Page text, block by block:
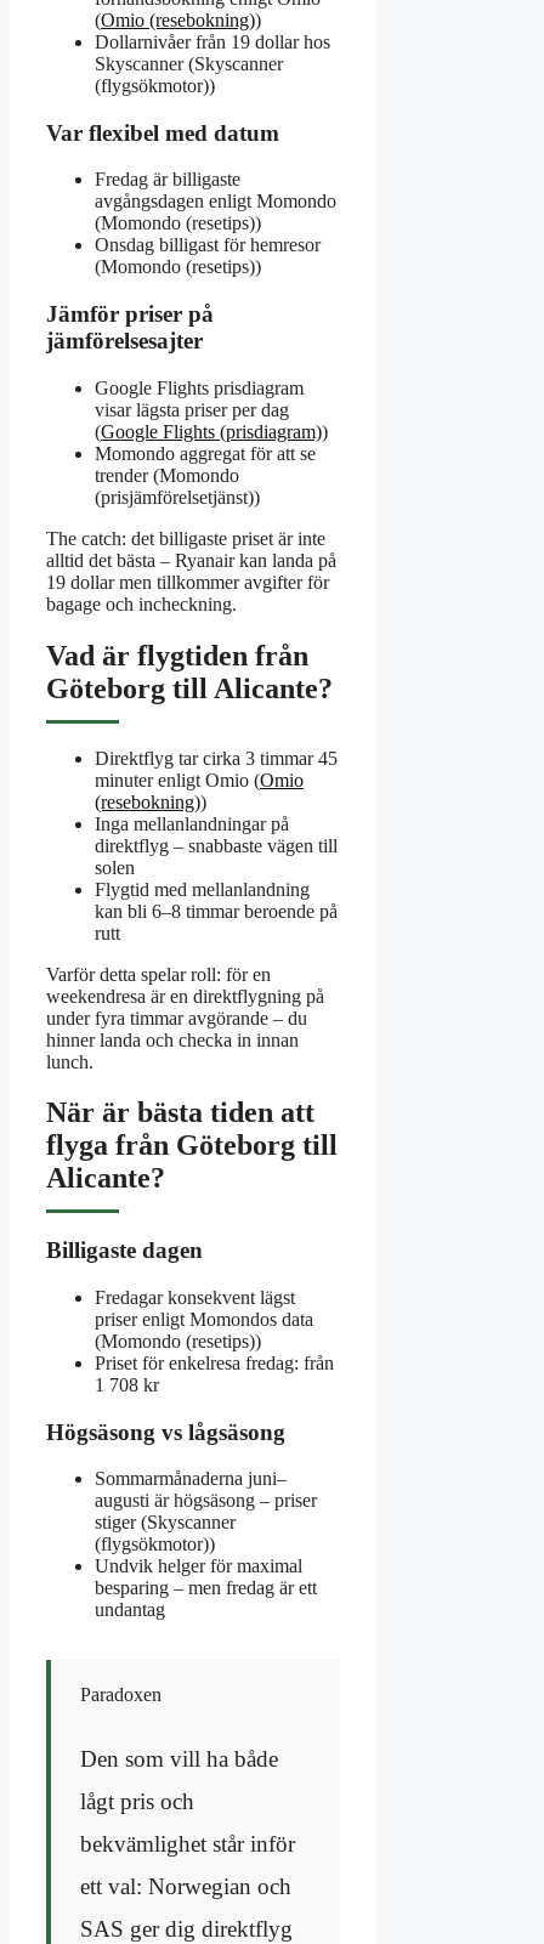
(Omio (resebokning))
Dollarnivåer från 19 dollar hos
Skyscanner (Skyscanner
(flygsökmotor))
Var flexibel med datum
Fredag är billigaste
avgångsdagen enligt Momondo
(Momondo (resetips))
Onsdag billigast för hemresor
(Momondo (resetips))
Jämför priser på
jämförelsesajter
Google Flights prisdiagram
visar lägsta priser per dag
(Google Flights (prisdiagram))
Momondo aggregat för att se
trender (Momondo
(prisjämförelsetjänst))
The catch: det billigaste priset är inte
alltid det bästa – Ryanair kan landa på
19 dollar men tillkommer avgifter för
bagage och incheckning.
Vad är flygtiden från
Göteborg till Alicante?
Direktflyg tar cirka 3 timmar 45
minuter enligt Omio (Omio
(resebokning))
Inga mellanlandningar på
direktflyg – snabbaste vägen till
solen
Flygtid med mellanlandning
kan bli 6–8 timmar beroende på
rutt
Varför detta spelar roll: för en
weekendresa är en direktflygning på
under fyra timmar avgörande – du
hinner landa och checka in innan
lunch.
När är bästa tiden att
flyga från Göteborg till
Alicante?
Billigaste dagen
Fredagar konsekvent lägst
priser enligt Momondos data
(Momondo (resetips))
Priset för enkelresa fredag: från
1 708 kr
Högsäsong vs lågsäsong
Sommarmånaderna juni–
augusti är högsäsong – priser
stiger (Skyscanner
(flygsökmotor))
Undvik helger för maximal
besparing – men fredag är ett
undantag
Paradoxen
Den som vill ha både
lågt pris och
bekvämlighet står inför
ett val: Norwegian och
SAS ger dig direktflyg